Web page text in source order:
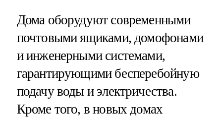
Дома оборудуют современными
почтовыми ящиками, домофонами
и инженерными системами,
гарантирующими бесперебойную
подачу воды и электричества.
Кроме того, в новых домах